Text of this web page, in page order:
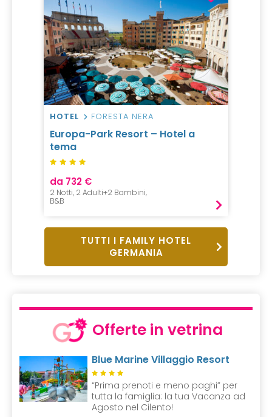
HOTEL FORESTA NERA
Europa-Park Resort – Hotel a
tema
da 732 €
2 Notti, 2 Adulti+2 Bambini,
B&B
TUTTI I FAMILY HOTEL
GERMANIA
Offerte in vetrina
Blue Marine Villaggio Resort
“Prima prenoti e meno paghi” per
tutta la famiglia: la tua Vacanza ad
Agosto nel Cilento!